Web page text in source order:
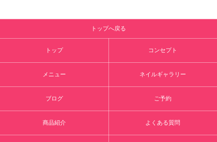
トップへ戻る
トップ コンセプト
メニュー ネイルギャラリー
ブログ ご予約
商品紹介 よくある質問